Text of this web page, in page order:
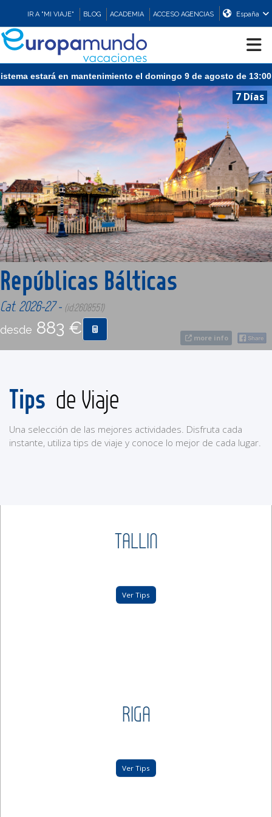
IR A "MI VIAJE" BLOG ACADEMIA ACCESO AGENCIAS España
CRUCEROS
EUROPA
ORIENTE
PROMOCIONES
estará en mantenimiento el domingo 9 de agosto de 13:00 a
7 Días
more info
Repúblicas Bálticas
Cat. 2026-27 - (id:2608551)
desde 883 €
Tips de Viaje
Una selección de las mejores actividades. Disfruta cada
instante, utiliza tips de viaje y conoce lo mejor de cada lugar.
TALLIN
Ver Tips
RIGA
Ver Tips